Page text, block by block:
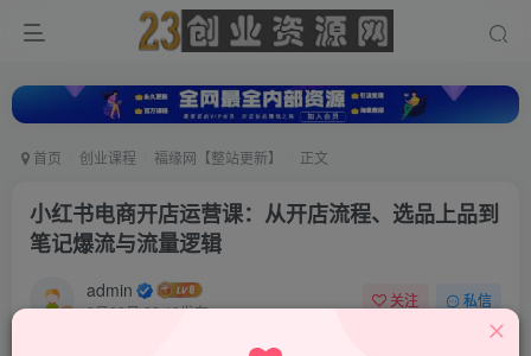
首页 创业课程 福缘网【整站更新】 正文
小红书电商开店运营课：从开店流程、选品上品到
笔记爆流与流量逻辑
admin
8月29日 22:40发布
关注 私信